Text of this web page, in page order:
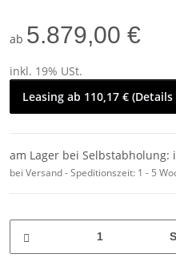
ab 5.879,00 €
inkl. 19% USt.
Leasing ab 110,17 €
am Lager bei Selbstabholung:
bei Versand - Speditionszeit: 1 - 5